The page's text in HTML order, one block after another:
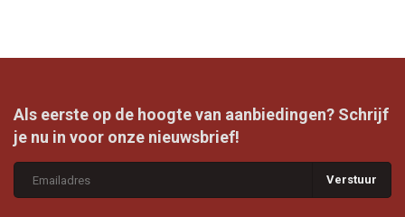
Als eerste op de hoogte van aanbiedingen? Schrijf
je nu in voor onze nieuwsbrief!
Verstuur